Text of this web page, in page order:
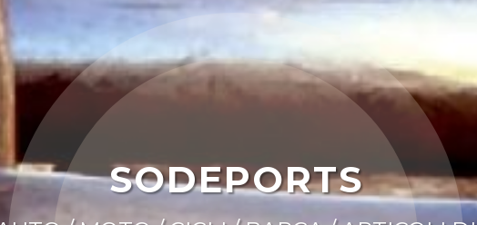
SODEPORTS